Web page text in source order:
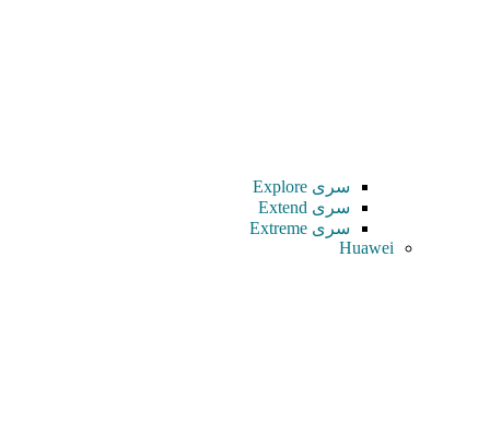
سری Explore
سری Extend
سری Extreme
Huawei